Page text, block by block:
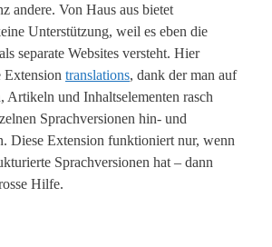
andere. Von Haus aus bietet
Unterstützung, weil es eben die
separate Websites versteht. Hier
Extension translations, dank der man auf
Artikeln und Inhaltselementen rasch
Sprachversionen hin- und
Diese Extension funktioniert nur, wenn
Sprachversionen hat – dann
Hilfe.